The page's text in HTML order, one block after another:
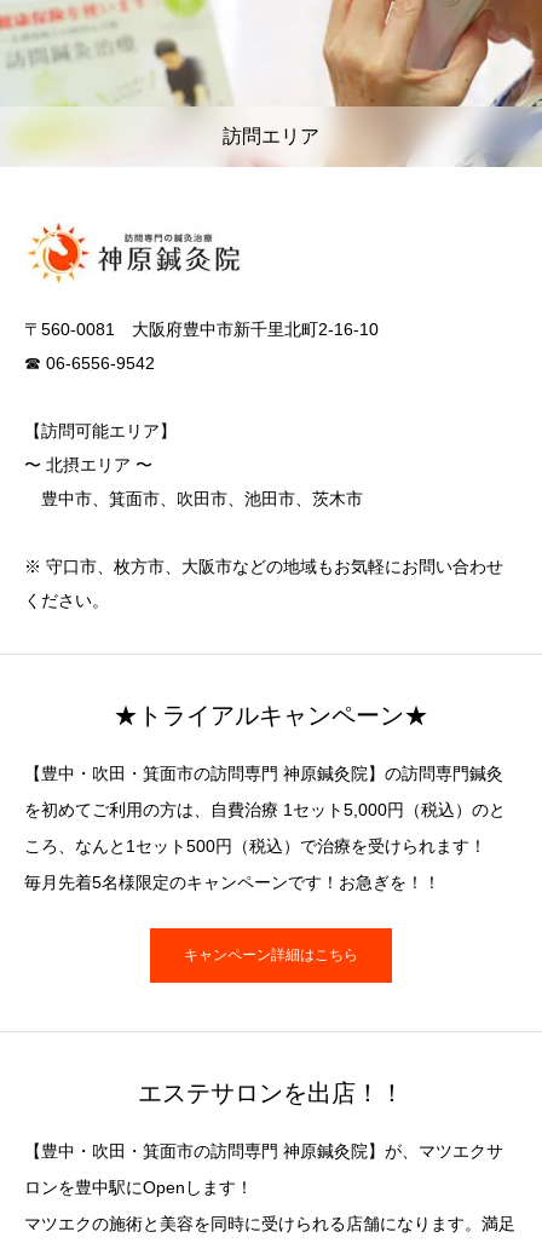
訪問エリア
〒560-0081 大阪府豊中市新千里北町2-16-10
☎ 06-6556-9542
【訪問可能エリア】
〜 北摂エリア 〜
豊中市、箕面市、吹田市、池田市、茨木市
※ 守口市、枚方市、大阪市などの地域もお気軽にお問い合わせ
ください。
★トライアルキャンペーン★
【豊中・吹田・箕面市の訪問専門 神原鍼灸院】の訪問専門鍼灸
を初めてご利用の方は、自費治療 1セット5,000円（税込）のと
ころ、なんと1セット500円（税込）で治療を受けられます！
毎月先着5名様限定のキャンペーンです！お急ぎを！！
キャンペーン詳細はこちら
エステサロンを出店！！
【豊中・吹田・箕面市の訪問専門 神原鍼灸院】が、マツエクサ
ロンを豊中駅にOpenします！
マツエクの施術と美容を同時に受けられる店舗になります。満足